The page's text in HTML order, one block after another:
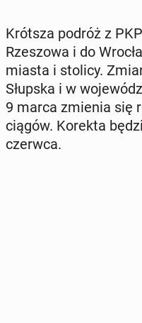
Krótsza podróż z
Rze­szo­wa i do
mia­sta i stolicy.
Słupska i w
9 marca zmienia się
cią­gów. Korekta
czerwca.